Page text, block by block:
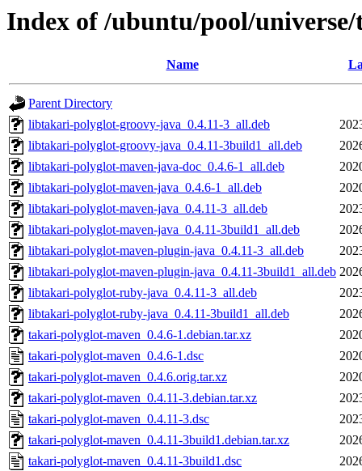
Index of /ubuntu/pool/
Name
Parent Directory
libtakari-polyglot-groovy-java_0.4.11-3_all.deb
libtakari-polyglot-groovy-java_0.4.11-3build1_all.deb
libtakari-polyglot-maven-java-doc_0.4.6-1_all.deb
libtakari-polyglot-maven-java_0.4.6-1_all.deb
libtakari-polyglot-maven-java_0.4.11-3_all.deb
libtakari-polyglot-maven-java_0.4.11-3build1_all.deb
libtakari-polyglot-maven-plugin-java_0.4.11-3_all.deb
libtakari-polyglot-maven-plugin-java_0.4.11-3build1_all.deb
libtakari-polyglot-ruby-java_0.4.11-3_all.deb
libtakari-polyglot-ruby-java_0.4.11-3build1_all.deb
takari-polyglot-maven_0.4.6-1.debian.tar.xz
takari-polyglot-maven_0.4.6-1.dsc
takari-polyglot-maven_0.4.6.orig.tar.xz
takari-polyglot-maven_0.4.11-3.debian.tar.xz
takari-polyglot-maven_0.4.11-3.dsc
takari-polyglot-maven_0.4.11-3build1.debian.tar.xz
takari-polyglot-maven_0.4.11-3build1.dsc